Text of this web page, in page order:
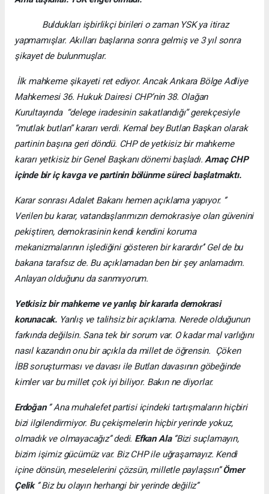
Buldukları işbirlikçi birileri o zaman YSK ya itiraz
yapmamışlar. Akılları başlarına sonra gelmiş ve 3 yıl sonra
şikayet de bulunmuşlar.
İlk mahkeme şikayeti ret ediyor. Ancak Ankara Bölge Adliye
Mahkemesi 36. Hukuk Dairesi CHP’nin 38. Olağan
Kurultayında “delege iradesinin sakatlandığı” gerekçesiyle
“mutlak butlan” kararı verdi. Kemal bey Butlan Başkan olarak
partinin başına geri döndü. CHP de yetkisiz bir mahkeme
kararı yetkisiz bir Genel Başkanı dönemi başladı.Amaç CHP
içinde bir iç kavga ve partinin bölünme süreci başlatmaktı.
Karar sonrası Adalet Bakanı hemen açıklama yapıyor. ‘’
Verilen bu karar, vatandaşlarımızın demokrasiye olan güvenini
pekiştiren, demokrasinin kendi kendini koruma
mekanizmalarının işlediğini gösteren bir karardır’’ Gel de bu
bakana tarafsız de. Bu açıklamadan ben bir şey anlamadım.
Anlayan olduğunu da sanmıyorum.
Yetkisiz bir mahkeme ve yanlış bir kararla demokrasi
korunacak. Yanlış ve talihsiz bir açıklama. Nerede olduğunun
farkında değilsin. Sana tek bir sorum var. O kadar mal varlığını
nasıl kazandın onu bir açıkla da millet de öğrensin. Çöken
İBB soruşturması ve davası ile Butlan davasının göbeğinde
kimler var bu millet çok iyi biliyor. Bakın ne diyorlar.
Erdoğan ‘’ Ana muhalefet partisi içindeki tartışmaların hiçbiri
bizi ilgilendirmiyor. Bu çekişmelerin hiçbir yerinde yokuz,
olmadık ve olmayacağız’’ dedi. Efkan Ala‘’Bizi suçlamayın,
bizim işimiz gücümüz var. Biz CHP ile uğraşamayız. Kendi
içine dönsün, meselelerini çözsün, milletle paylaşsın’’Ömer
Çelik‘’ Biz bu olayın herhangi bir yerinde değiliz’’